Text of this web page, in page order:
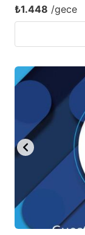
₺1.448 /gece